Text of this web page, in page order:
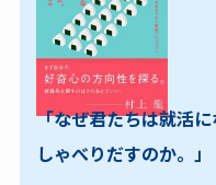
「なぜ君たちは就活
しゃべりだすのか。」